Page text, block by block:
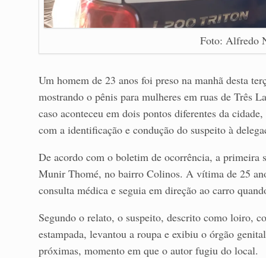
Foto: Alfredo
Um homem de 23 anos foi preso na manhã desta
mostrando o pênis para mulheres em ruas de Três
caso aconteceu em dois pontos diferentes da
com a identificação e condução do suspeito à
De acordo com o boletim de ocorrência, a primeira
Munir Thomé, no bairro Colinos. A vítima de 25
consulta médica e seguia em direção ao carro
Segundo o relato, o suspeito, descrito como loiro,
estampada, levantou a roupa e exibiu o órgão
próximas, momento em que o autor fugiu do local.